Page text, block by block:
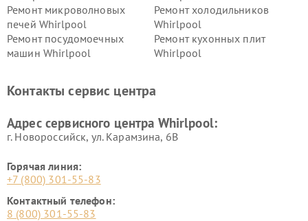
Ремонт микроволновых
печей Whirlpool
Ремонт холодильников
Whirlpool
Ремонт посудомоечных
машин Whirlpool
Ремонт кухонных плит
Whirlpool
Контакты сервис центра
Адрес сервисного центра Whirlpool:
г. Новороссийск, ул. Карамзина, 6В
Горячая линия:
+7 (800) 301-55-83
Контактный телефон:
8 (800) 301-55-83